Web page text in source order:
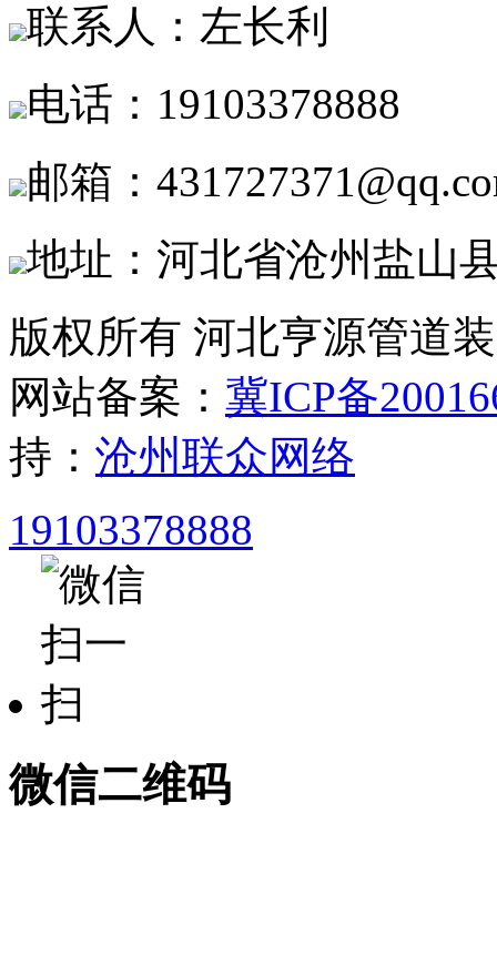
联系人：左长利
电话：19103378888
邮箱：
地址：河北省沧州盐山
版权所有 河北亨源管道
网站备案： 冀ICP备
持： 沧州联众网络
19103378888
微信二维码